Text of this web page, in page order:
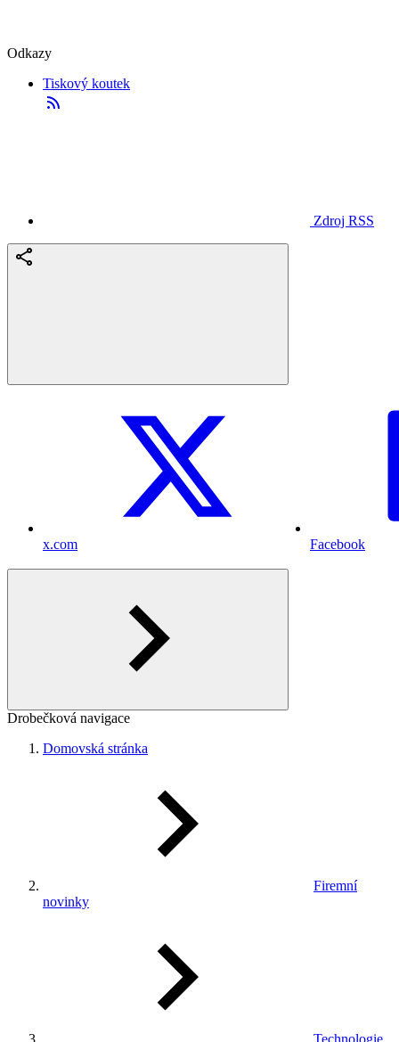
Odkazy
Tiskový koutek
Zdroj RSS
x.com Facebook
Drobečková navigace
Domovská stránka
Firemní
novinky
Technologie